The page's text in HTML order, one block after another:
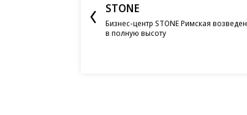
STONE
Бизнес-центр STONE Римская возведен
в полную высоту